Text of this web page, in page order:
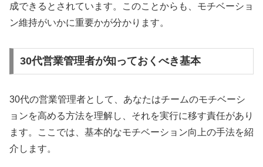
成できるとされています。このことからも、モチベーショ
ン維持がいかに重要かが分かります。
30代営業管理者が知っておくべき基本
30代の営業管理者として、あなたはチームのモチベーシ
ョンを高める方法を理解し、それを実行に移す責任があり
ます。ここでは、基本的なモチベーション向上の手法を紹
介します。